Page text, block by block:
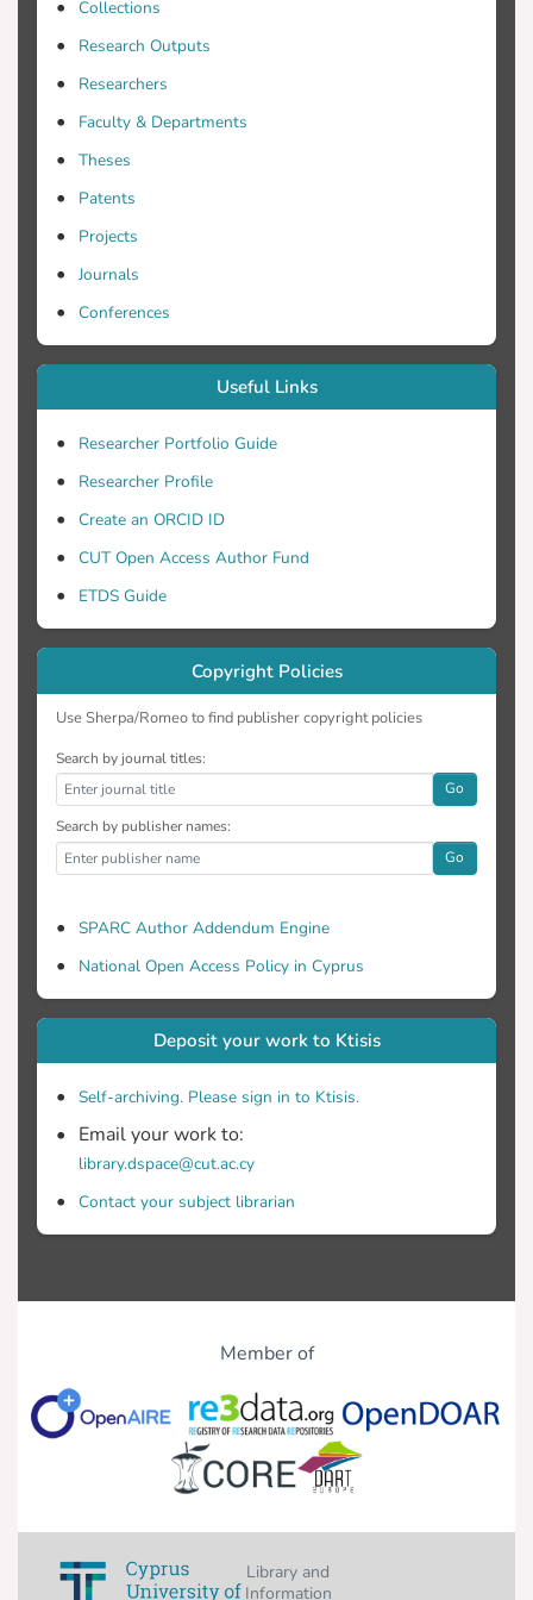
βελτιστοποιήσουν την επεξεργασία και
θα μειώσουν τα λειτουργικά κόστη.
συγκεκριμένα απόβλητα μπορεί να είναι
πιο βέλτιστα αποτελέσματα στην
επεξεργασία του σεντινόνερου. Οι
παράμετροι που εξετάστηκαν ήταν η
επίδραση του σιδήρου από την
προσθήκη όξινου ανθρακικού νατρίου
καθώς και ο συμεταβολίσμος του
σεντινόνερου με αστικά λύματα.
Παρατηρήθηκαν αυξημένα ποσοστά
αποτελείτο από Όξινο Ανθρακικό
Νάτριο (NaHCO3) σεντινόνερο και
ενεργοποιημένη λάσπη με 70 % (100
mL) παραγωγή μεθανίου ενώ δεν
παρατηρήθηκε μεγάλη απόδοση σε αυτά
που περιείχαν σκόνη σιδήρου 41% και
36% παραγωγή μεθανίου. Στην
συνεχεία μετά από την πραγματοποίηση
των δυο κύκλων πειραμάτων και την
σεντινόνερο μπορεί να συγχωνευτεί
αποτελεσματικά με τα αστικά λύματα.
συνθήκες για την βέλτιστη βιοδιάσπαση
του σεντινόνερου και την αποδόση
σεντινόνερο με 3 g/L NaHCO3 και 85 g
ενεργοποιημένη λάσπη, pH 6.8 έως 7.2.
Collections
Research Outputs
Researchers
Faculty & Departments
Theses
Patents
Projects
Journals
Conferences
Useful Links
Researcher Portfolio Guide
Researcher Profile
Create an ORCID ID
CUT Open Access Author Fund
ETDS Guide
Copyright Policies
Use Sherpa/Romeo to find publisher copyright policies
Search by journal titles:
Go
Search by publisher names:
Go
SPARC Author Addendum Engine
National Open Access Policy in Cyprus
Deposit your work to Ktisis
Self-archiving. Please sign in to Ktisis.
Email your work to:
library.dspace@cut.ac.cy
Contact your subject librarian
Member of
Library and
Information